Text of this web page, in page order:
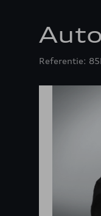
Referentie: